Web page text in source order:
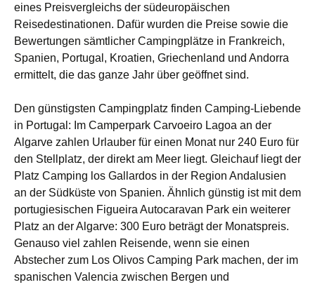
eines Preisvergleichs der südeuropäischen
Reisedestinationen. Dafür wurden die Preise sowie die
Bewertungen sämtlicher Campingplätze in Frankreich,
Spanien, Portugal, Kroatien, Griechenland und Andorra
ermittelt, die das ganze Jahr über geöffnet sind.
Den günstigsten Campingplatz finden Camping-Liebende
in Portugal: Im Camperpark Carvoeiro Lagoa an der
Algarve zahlen Urlauber für einen Monat nur 240 Euro für
den Stellplatz, der direkt am Meer liegt. Gleichauf liegt der
Platz Camping los Gallardos in der Region Andalusien
an der Südküste von Spanien. Ähnlich günstig ist mit dem
portugiesischen Figueira Autocaravan Park ein weiterer
Platz an der Algarve: 300 Euro beträgt der Monatspreis.
Genauso viel zahlen Reisende, wenn sie einen
Abstecher zum Los Olivos Camping Park machen, der im
spanischen Valencia zwischen Bergen und